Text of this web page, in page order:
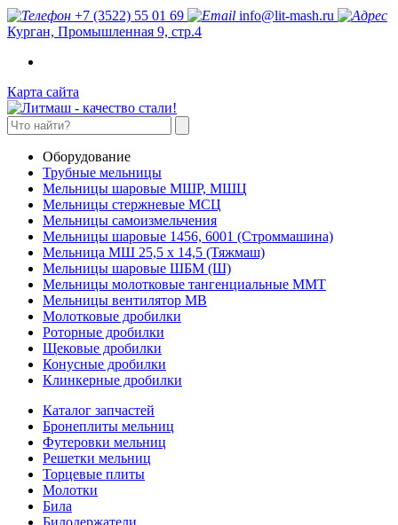
+7 (3522) 55 01 69
info@lit-mash.ru
Курган, Промышленная 9, стр.4
Карта сайта
Оборудование
Трубные мельницы
Мельницы шаровые МШР, МШЦ
Мельницы стержневые МСЦ
Мельницы самоизмельчения
Мельницы шаровые 1456, 6001 (Строммашина)
Мельница МШ 25,5 х 14,5 (Тяжмаш)
Мельницы шаровые ШБМ (Ш)
Мельницы молотковые тангенциальные ММТ
Мельницы вентилятор МВ
Молотковые дробилки
Роторные дробилки
Щековые дробилки
Конусные дробилки
Клинкерные дробилки
Каталог запчастей
Бронеплиты мельниц
Футеровки мельниц
Решетки мельниц
Торцевые плиты
Молотки
Била
Билодержатели